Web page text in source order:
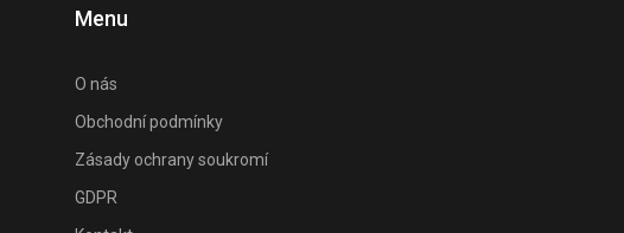
Menu
O nás
Obchodní podmínky
Zásady ochrany soukromí
GDPR